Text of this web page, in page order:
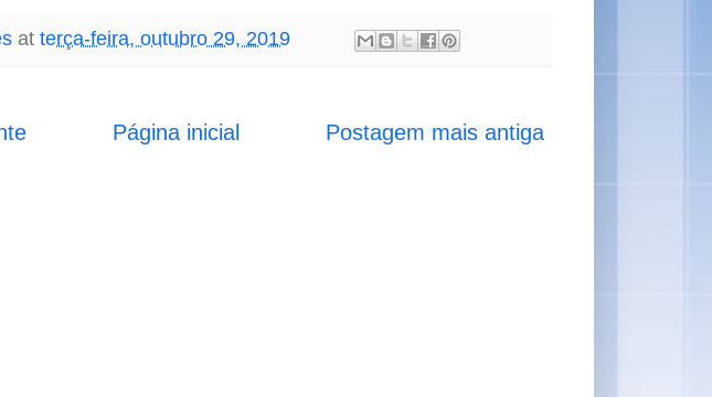
at terça-feira, outubro 29, 2019
Postagem mais antiga
Página inicial